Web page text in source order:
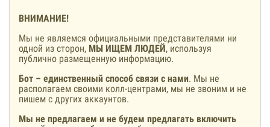
ВНИМАНИЕ!
Мы не являемся официальными представителями ни
одной из сторон, МЫ ИЩЕМ ЛЮДЕЙ, используя
публично размещенную информацию.
Бот – единственный способ связи с нами. Мы не
располагаем своими колл-центрами, мы не звоним и не
пишем с других аккаунтов.
Мы не предлагаем и не будем предлагать включить